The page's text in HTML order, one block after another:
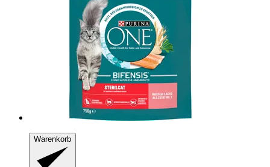
Warenkorb